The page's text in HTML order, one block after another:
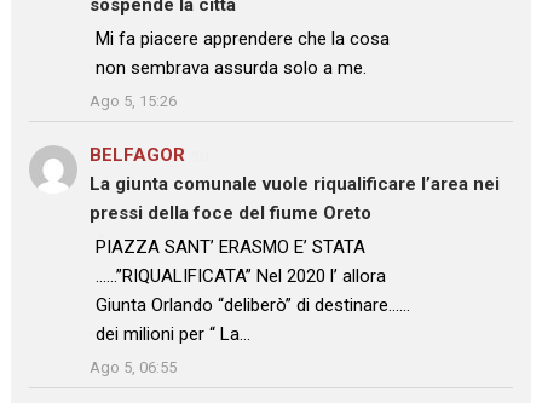
sospende la città
: “
Mi fa piacere apprendere che la cosa
non sembrava assurda solo a me.
”
Ago 5, 15:26
BELFAGOR
La giunta comunale vuole riqualificare l’area nei
pressi della foce del fiume Oreto
: “PIAZZA SANT’ ERASMO E’ STATA
……”RIQUALIFICATA” Nel 2020 l’ allora
Giunta Orlando “deliberò” di destinare……
dei milioni per “ La…
”
Ago 5, 06:55